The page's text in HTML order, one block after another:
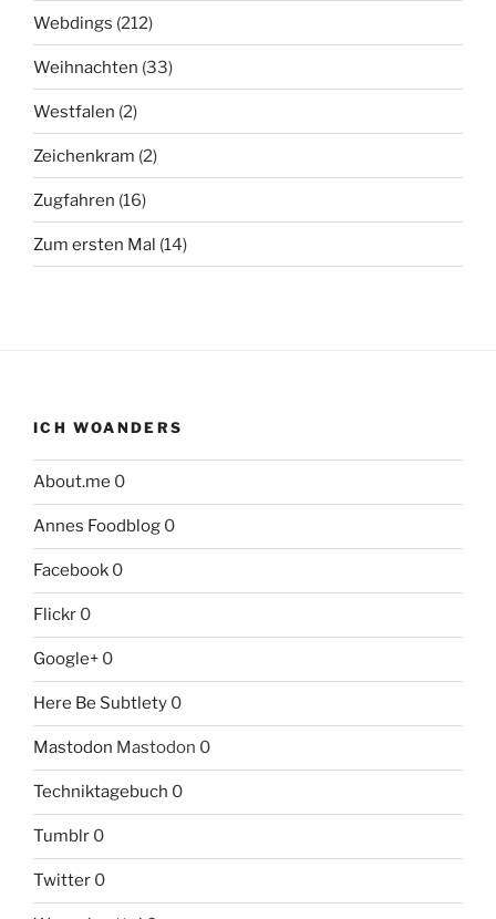
Webdings (212)
Weihnachten (33)
Westfalen (2)
Zeichenkram (2)
Zugfahren (16)
Zum ersten Mal (14)
ICH WOANDERS
About.me 0
Annes Foodblog 0
Facebook 0
Flickr 0
Google+ 0
Here Be Subtlety 0
Mastodon Mastodon 0
Techniktagebuch 0
Tumblr 0
Twitter 0